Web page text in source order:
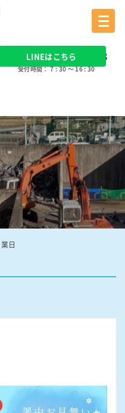
0568 - 24 - 3388
受付時間： 7 : 30 ～ 16 : 30
LINEはこちら
日